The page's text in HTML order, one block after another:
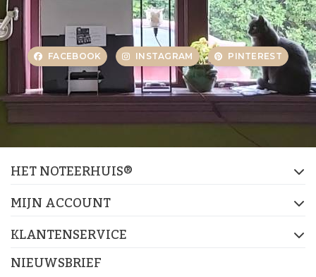
FACEBOOK INSTAGRAM PINTEREST
HET NOTEERHUIS®
MIJN ACCOUNT
KLANTENSERVICE
NIEUWSBRIEF